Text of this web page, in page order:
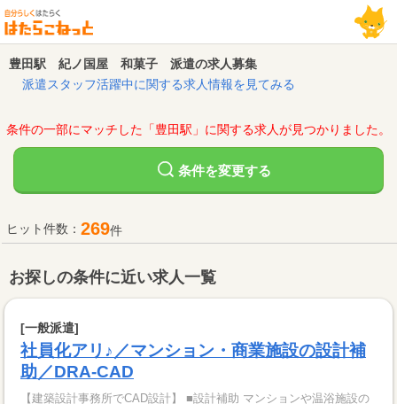
豊田駅 紀ノ国屋 和菓子 派遣の求人募集
派遣スタッフ活躍中に関する求人情報を見てみる
条件の一部にマッチした「豊田駅」に関する求人が見つかりました。
条件を変更する
ヒット件数： 269件
お探しの条件に近い求人一覧
[一般派遣]
社員化アリ♪／マンション・商業施設の設計補
助／DRA-CAD
【建築設計事務所でCAD設計】 ■設計補助 マンションや温浴施設の